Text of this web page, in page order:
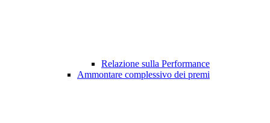
Relazione sulla Performance
Ammontare complessivo dei premi